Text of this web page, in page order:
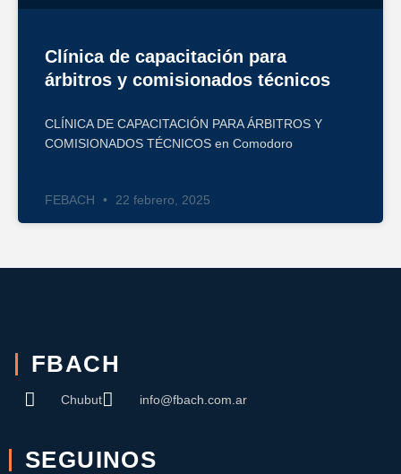
Clínica de capacitación para
árbitros y comisionados técnicos
CLÍNICA DE CAPACITACIÓN PARA ÁRBITROS Y
COMISIONADOS TÉCNICOS en Comodoro
FEBACH 22 febrero, 2025
FBACH
Chubut info@fbach.com.ar
SEGUINOS